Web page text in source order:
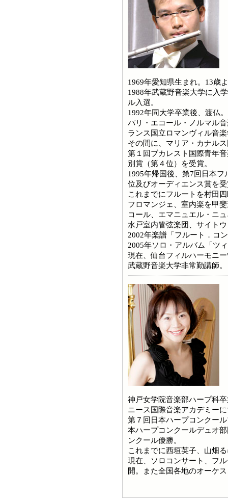
1969年愛知県生まれ。13歳
1988年武蔵野音楽大学に入
ル入選。
1992年同大学卒業後、渡仏。
パリ・エコール・ノルマル
ランス国立ロマンヴィル音
その間に、マリア・カナル
第１回ブカレスト国際青年
別賞（第４位）を受賞。
1995年帰国後、第7回日本
位及びオーディエンス賞を
これまでにフルートを村田
フロマンジェ、室内楽を甲
コール、エマニュエル・ニ
水戸室内管弦楽団、サイト
2002年楽譜「フルート．コ
2005年ソロ・アルバム「ツ
現在、仙台フィルハーモニ
武蔵野音楽大学非常勤講師。
神戸女学院音楽部ハープ科
ニース国際音楽アカデミー
第７回日本ハープコンクー
本ハープコンクールデュオ
ンクール優勝。
これまでに西垣英子、山畑
現在、ソロコンサート、フ
開。また全国各地のオーケ